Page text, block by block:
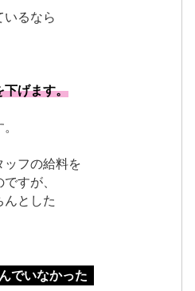
いるなら
下げます。
ッフの給料を
すが、
んとした
でいなかった